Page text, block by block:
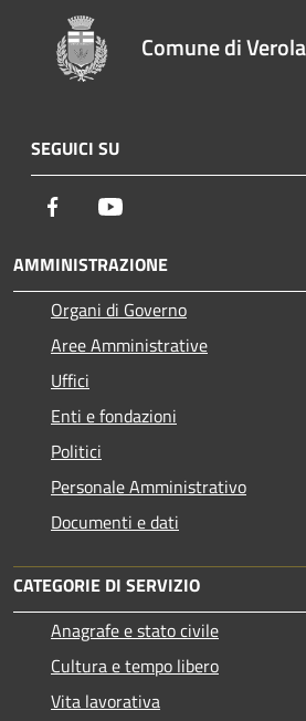
Comune di
SEGUICI SU
Facebook
AMMINISTRAZIONE
Organi di Governo
Aree Amministrative
Uffici
Enti e fondazioni
Politici
Personale Amministrativo
Documenti e dati
CATEGORIE DI SERVIZIO
Anagrafe e stato civile
Cultura e tempo libero
Vita lavorativa